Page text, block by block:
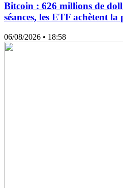
Bitcoin : 626 millions de
séances, les ETF achètent la
06/08/2026 • 18:58